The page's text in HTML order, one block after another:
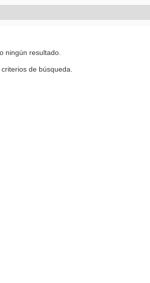
ningún resultado.
de búsqueda.